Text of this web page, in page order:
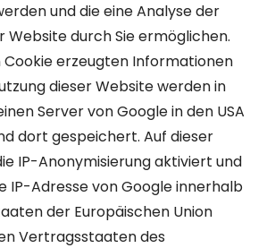
und die eine Analyse der
Website durch Sie ermöglichen.
Cookie erzeugten Informationen
dieser Website werden in
Server von Google in den USA
dort gespeichert. Auf dieser
IP-Anonymisierung aktiviert und
IP-Adresse von Google innerhalb
der Europäischen Union
Vertragsstaaten des